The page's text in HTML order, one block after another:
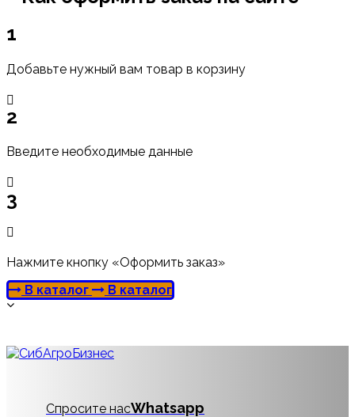
1
Добавьте нужный вам товар в корзину
2
Введите необходимые данные
3
Нажмите кнопку «Оформить заказ»
В каталог
В каталог
Спросите насWhatsapp